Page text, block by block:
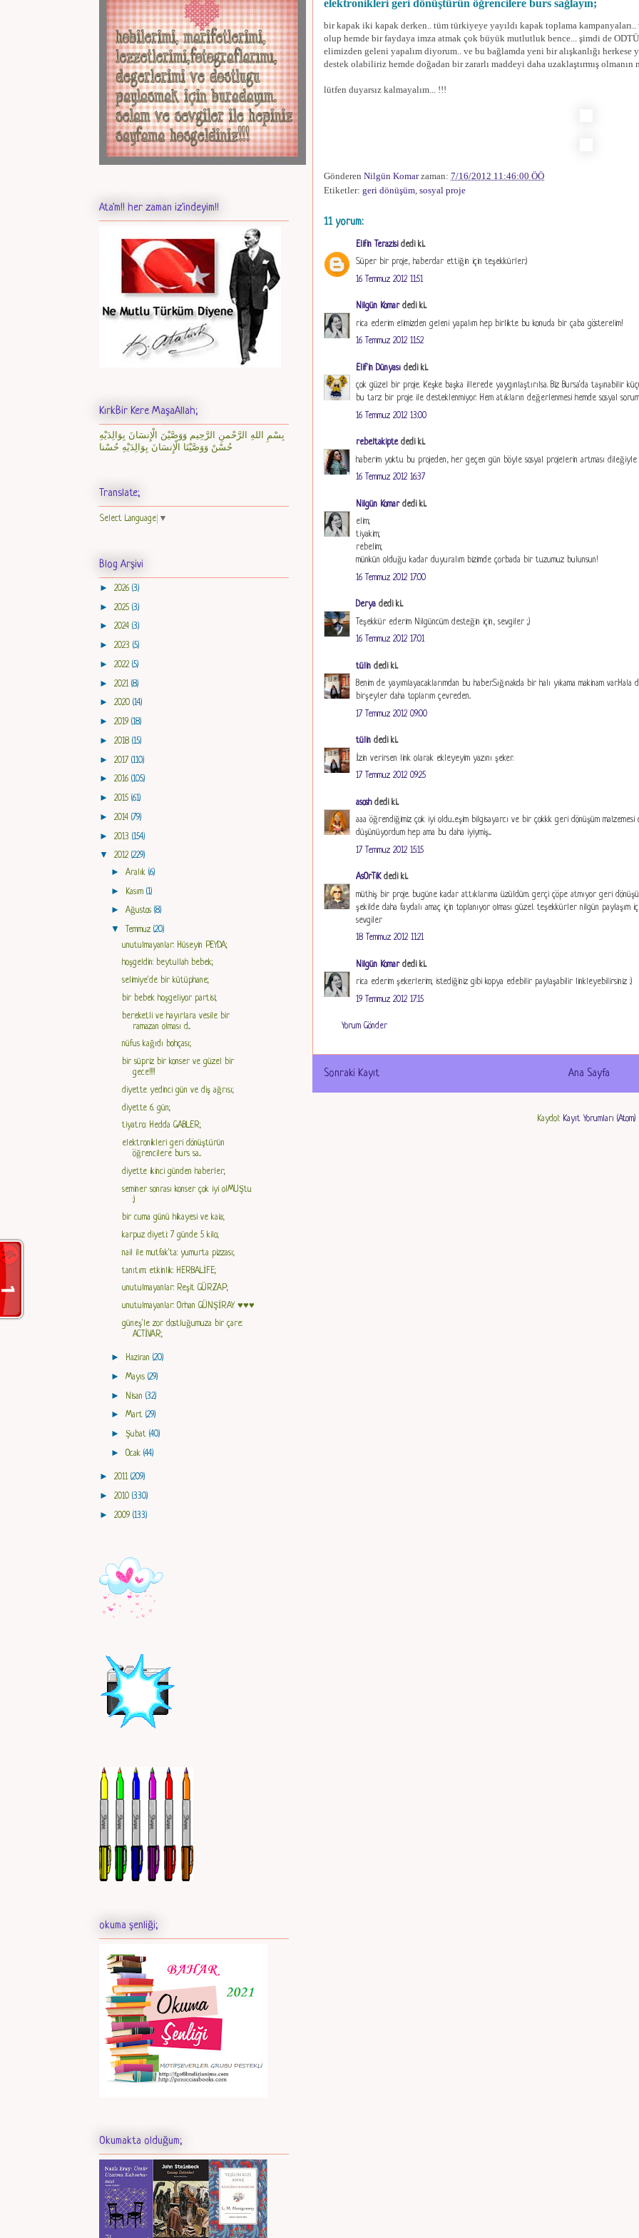
elektronikleri geri dönüştürün öğrencilere burs sağlayın;
bir kapak iki kapak derken.. tüm türkiyeye yayıldı kapak toplama kampanyaları..
olup hemde bir faydaya imza atmak çok büyük mutlutluk bence... şimdi de
elimizden geleni yapalım diyorum.. ve bu bağlamda yeni bir alışkanlığı herkese
destek olabiliriz hemde doğadan bir zararlı maddeyi daha uzaklaştırmış olmanın
lütfen duyarsız kalmayalım... !!!
Gönderen Nilgün Komar zaman: 7/16/2012 11:46:00 ÖÖ
Etiketler: geri dönüşüm sosyal proje
11 yorum:
Elifin Terazisidedi ki...
Süper bir proje, haberdar ettiğin için teşekkürler:)
16 Temmuz 2012 11:51
Nilgün Komardedi ki...
rica ederim elimizden geleni yapalım hep birlikte bu konuda bir çaba gösterelim!
16 Temmuz 2012 11:52
Elif'in Dünyası dedi ki...
çok güzel bir proje. Keşke başka illerede yaygınlaştırılsa. Biz Bursa'da taşınabilir
bu tarz bir proje ile desteklenmiyor. Hem atıkların değerlenmesi hemde sosyal
16 Temmuz 2012 13:00
rebeltakiptededi ki...
haberim yoktu bu projeden, her geçen gün böyle sosyal projelerin artması dileğiyle
16 Temmuz 2012 16:37
Nilgün Komardedi ki...
elim;
tiyakim;
rebelim;
münkün olduğu kadar duyuralım bizimde çorbada bir tuzumuz bulunsun!
16 Temmuz 2012 17:00
Derya dedi ki...
Teşekkür ederim Nilgüncüm desteğin için, sevgiler ;)
16 Temmuz 2012 17:01
tülin dedi ki...
Benim de yayımlayacaklarımdan bu haber.Sığınakda bir halı yıkama makinam
birşeyler daha toplarım çevreden..
17 Temmuz 2012 09:00
tülin dedi ki...
İzin verirsen link olarak ekleyeyim yazını şeker.
17 Temmuz 2012 09:25
asoshdedi ki...
aaa öğrendiğimiz çok iyi oldu...eşim bilgisayarcı ve bir çokkk geri dönüşüm
düşünüyordum hep ama bu daha iyiymiş....
17 Temmuz 2012 15:15
AsOrTiKdedi ki...
müthiş bir proje. bugüne kadar attıklarıma üzüldüm. gerçi çöpe atmıyor geri
şekilde daha faydalı amaç için toplanıyor olması güzel. teşekkürler nilgün paylaşım
sevgiler
18 Temmuz 2012 11:21
Nilgün Komardedi ki...
rica ederim şekerlerim; istediğiniz gibi kopya edebilir paylaşabilir linkleyebilirsiniz :)
19 Temmuz 2012 17:15
Yorum Gönder
Sonraki Kayıt Ana Sayfa
Kaydol: Kayıt Yorumları (Atom)
Ata'm!! her zaman iz'indeyim!!
KırkBir Kere MaşaAllah;
بِسْمِ اللهِ الرَّحْمنِ الرَّحِيم وَوَصَّيْنَ الْإِنسَانَ بِوَالِدَيْهِ
حُسْنً وَوَصَّيْنَا الْإِنسَانَ بِوَالِدَيْهِ حُسْنا
Translate;
Select Language ▼
Blog Arşivi
► 2026 (3)
► 2025 (3)
► 2024 (3)
► 2023 (5)
► 2022 (5)
► 2021 (8)
► 2020 (14)
► 2019 (18)
► 2018 (15)
► 2017 (110)
► 2016 (105)
► 2015 (61)
► 2014 (79)
► 2013 (154)
▼ 2012 (229)
► Aralık (6)
► Kasım (1)
► Ağustos (8)
▼Temmuz (20)
unutulmayanlar: Hüseyin PEYDA;
hoşgeldin: beytullah bebek;
selimiye'de bir kütüphane;
bir bebek hoşgeliyor partisi;
bereketli ve hayırlara vesile bir
ramazan olması d...
nüfus kağıdı bohçası;
bir süpriz bir konser ve güzel bir
gece!!!!
diyette yedinci gün ve diş ağrısı;
diyette 6. gün;
tiyatro: Hedda GABLER;
elektronikleri geri dönüştürün
öğrencilere burs sa...
diyette ikinci günden haberler;
seminer sonrası konser çok iyi olMUŞtu
:)
bir cuma günü hikayesi ve kaia;
karpuz diyeti: 7 günde 5 kilo;
nail ile mutfak'ta: yumurta pizzası;
tanıtım: etkinlik: HERBALİFE;
unutulmayanlar: Reşit GÜRZAP;
unutulmayanlar: Orhan GÜNŞİRAY ♥♥♥
güneş'le zor dostluğumuza bir çare:
ACTİVAR;
► Haziran (20)
► Mayıs (29)
► Nisan (32)
► Mart (29)
► Şubat (40)
► Ocak (44)
► 2011 (209)
► 2010 (330)
► 2009 (133)
okuma şenliği;
Okumakta olduğum;